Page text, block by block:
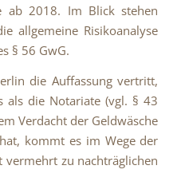
ab 2018. Im Blick stehen
allgemeine Risikoanalyse
§ 56 GwG.
die Auffassung vertritt,
als die Notariate (vgl. § 43
Verdacht der Geldwäsche
kommt es im Wege der
zu nachträglichen